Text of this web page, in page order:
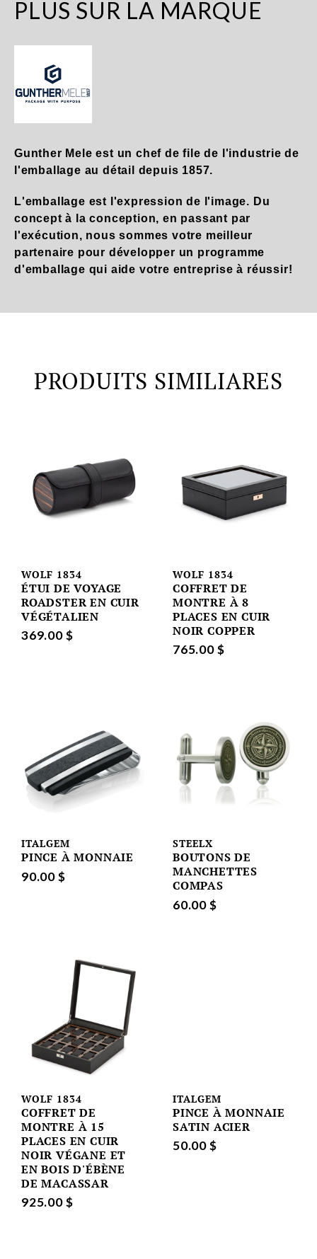
PLUS SUR LA MARQUE
Gunther Mele est un chef de file de l'industrie de
l'emballage au détail depuis 1857.
L'emballage est l'expression de l'image. Du
concept à la conception, en passant par
l'exécution, nous sommes votre meilleur
partenaire pour développer un programme
d'emballage qui aide votre entreprise à réussir!
PRODUITS SIMILIARES
WOLF 1834
ÉTUI DE VOYAGE
ROADSTER EN CUIR
VÉGÉTALIEN
369.00 $
WOLF 1834
COFFRET DE
MONTRE À 8
PLACES EN CUIR
NOIR COPPER
765.00 $
ITALGEM
PINCE À MONNAIE
90.00 $
STEELX
BOUTONS DE
MANCHETTES
COMPAS
60.00 $
WOLF 1834
COFFRET DE
MONTRE À 15
PLACES EN CUIR
NOIR VÉGANE ET
EN BOIS D'ÉBÈNE
DE MACASSAR
925.00 $
ITALGEM
PINCE À MONNAIE
SATIN ACIER
50.00 $